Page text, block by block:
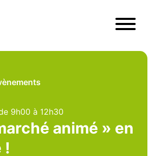
9h00 à 12h30
animé » en
!